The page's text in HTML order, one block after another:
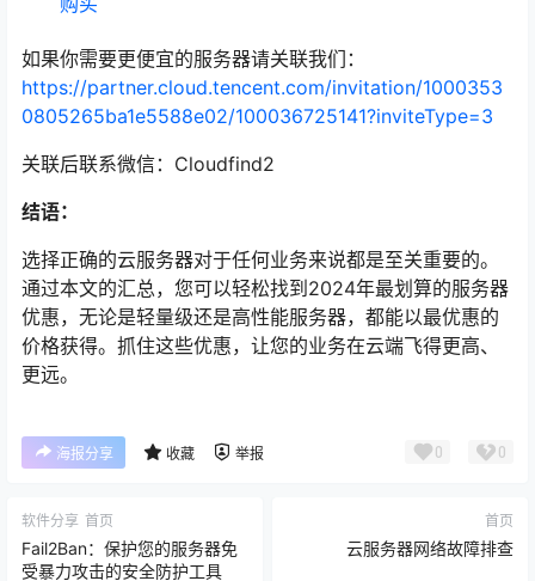
如果你需要更便宜的服务器请关联我们：
https://partner.cloud.tencent.com/invitation/1000353
0805265ba1e5588e02/100036725141?inviteType=3
关联后联系微信：Cloudfind2
结语：
选择正确的云服务器对于任何业务来说都是至关重要的。
通过本文的汇总，您可以轻松找到2024年最划算的服务器
优惠，无论是轻量级还是高性能服务器，都能以最优惠的
价格获得。抓住这些优惠，让您的业务在云端飞得更高、
更远。
海报分享 收藏 举报 0 0
软件分享 首页
Fail2Ban：保护您的服务器免
受暴力攻击的安全防护工具
首页
云服务器网络故障排查